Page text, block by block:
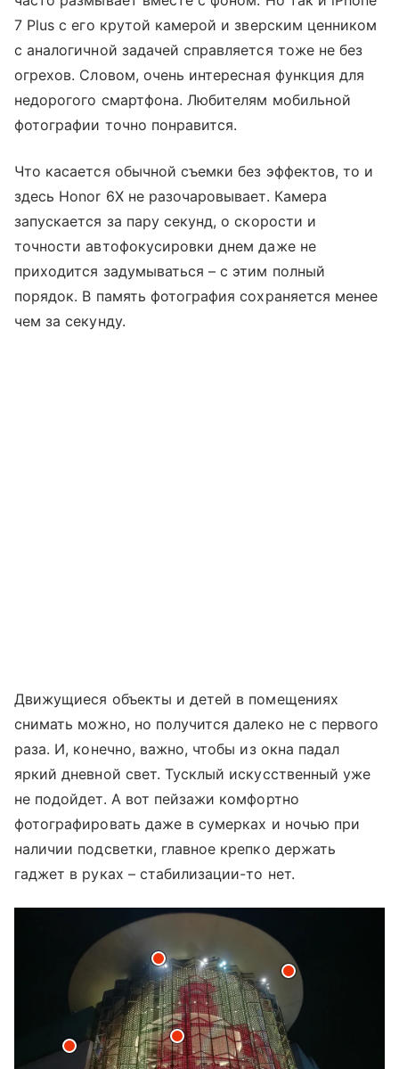
7 Plus с его крутой камерой и зверским ценником
с аналогичной задачей справляется тоже не без
огрехов. Словом, очень интересная функция для
недорогого смартфона. Любителям мобильной
фотографии точно понравится.
Что касается обычной съемки без эффектов, то и
здесь Honor 6X не разочаровывает. Камера
запускается за пару секунд, о скорости и
точности автофокусировки днем даже не
приходится задумываться – с этим полный
порядок. В память фотография сохраняется менее
чем за секунду.
Движущиеся объекты и детей в помещениях
снимать можно, но получится далеко не с первого
раза. И, конечно, важно, чтобы из окна падал
яркий дневной свет. Тусклый искусственный уже
не подойдет. А вот пейзажи комфортно
фотографировать даже в сумерках и ночью при
наличии подсветки, главное крепко держать
гаджет в руках – стабилизации-то нет.